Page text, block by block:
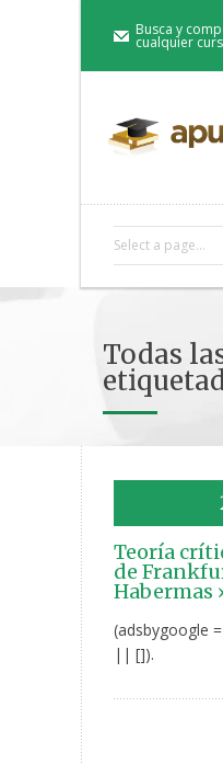
Busca y
cualquier
Select a page...
Todas
Teoría
de
Habermas
(adsbygoogle
|| []).